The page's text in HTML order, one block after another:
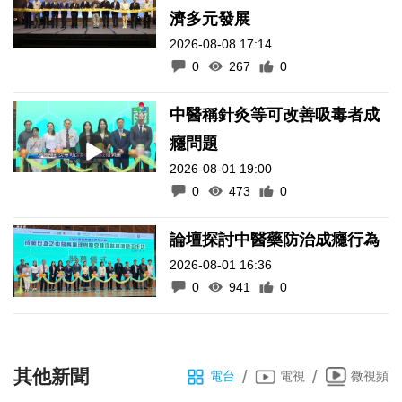
濟多元發展
2026-08-08 17:14
0
267 0
中醫稱針灸等可改善吸毒者成
癮問題
2026-08-01 19:00
0
473 0
論壇探討中醫藥防治成癮行為
2026-08-01 16:36
0
941 0
其他新聞 電台 / 電視 / 微視頻